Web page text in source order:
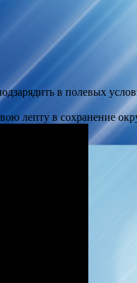
в полевых
лепту в сохранение